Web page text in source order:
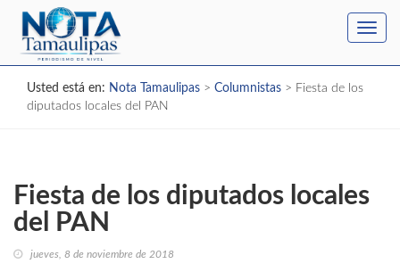
Usted está en: Nota Tamaulipas > Columnistas > Fiesta de los
diputados locales del PAN
Fiesta de los diputados locales
del PAN
jueves, 8 de noviembre de 2018